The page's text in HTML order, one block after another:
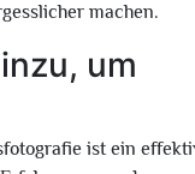
machen.
um
ist ein